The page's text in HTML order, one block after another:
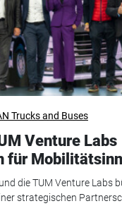
Trucks and Buses
Venture Labs
für
die TUM Venture Labs
strategischen